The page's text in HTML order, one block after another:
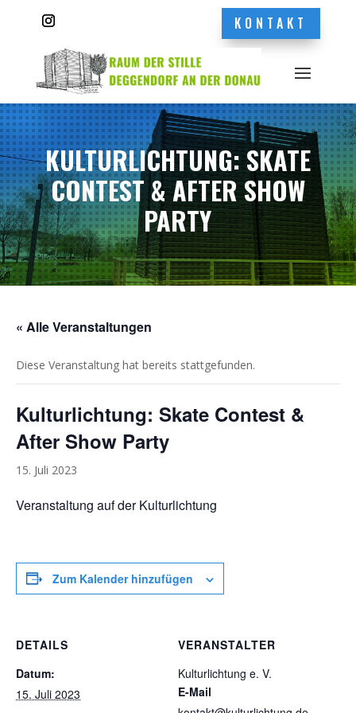
KONTAKT
KULTURLICHTUNG: SKATE
CONTEST & AFTER SHOW
PARTY
« Alle Veranstaltungen
Diese Veranstaltung hat bereits stattgefunden.
Kulturlichtung: Skate Contest &
After Show Party
15. Juli 2023
Veranstaltung auf der Kulturlichtung
Zum Kalender hinzufügen
DETAILS
Datum:
15. Juli 2023
VERANSTALTER
Kulturlichtung e. V.
E-Mail